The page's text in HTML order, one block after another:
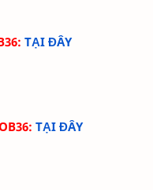
TẠI ĐÂY
TẠI ĐÂY